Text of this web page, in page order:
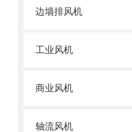
边墙排风机
工业风机
商业风机
轴流风机